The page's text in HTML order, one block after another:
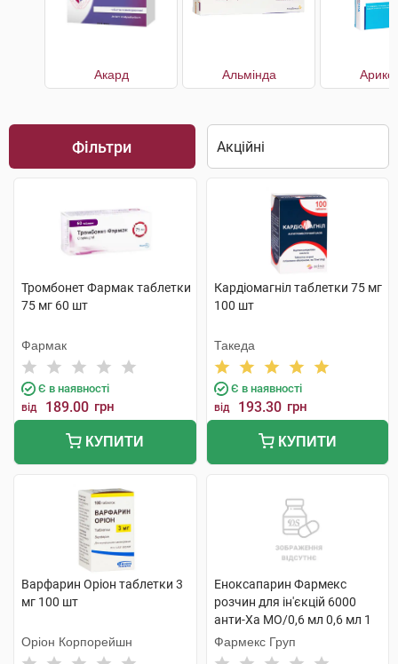
Акард Альмінда
Фільтри
Тромбонет Фармак таблетки
75 мг 60 шт
Фармак
Є в наявності
від 189.00 грн
КУПИТИ
Кардіомагніл таблетки 75 мг
100 шт
Такеда
Є в наявності
від 193.30 грн
КУПИТИ
Варфарин Оріон таблетки 3
мг 100 шт
Оріон Корпорейшн
Еноксапарин Фармекс
розчин для ін'єкцій 6000
анти-Ха МО/0,6 мл 0,6 мл 1
шприц
Фармекс Груп